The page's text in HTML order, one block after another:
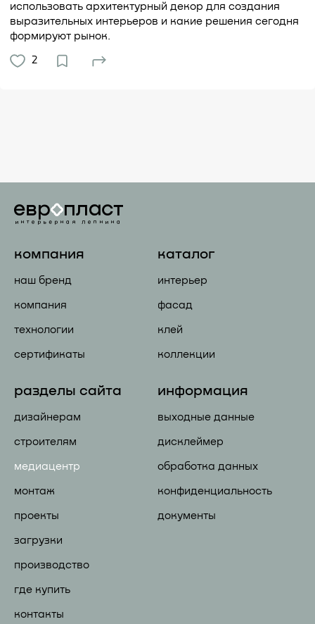
использовать архитектурный декор для создания
выразительных интерьеров и какие решения сегодня
формируют рынок.
2
компания
наш бренд
компания
технологии
сертификаты
каталог
интерьер
фасад
клей
коллекции
разделы сайта
дизайнерам
строителям
медиацентр
монтаж
проекты
загрузки
производство
где купить
контакты
информация
выходные данные
дисклеймер
обработка данных
конфиденциальность
документы